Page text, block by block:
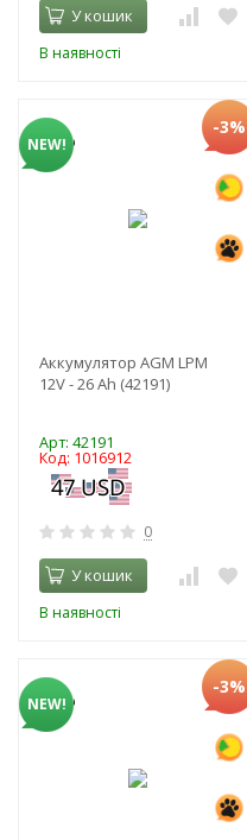
У кошик
В наявності
NEW!
-3%
Аккумулятор AGM LPM
12V - 26 Ah (42191)
Арт: 42191
Код: 1016912
0
У кошик
В наявності
NEW!
-3%